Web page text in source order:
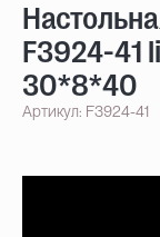
F3924-41
30*8*40
Артикул: F3924-41